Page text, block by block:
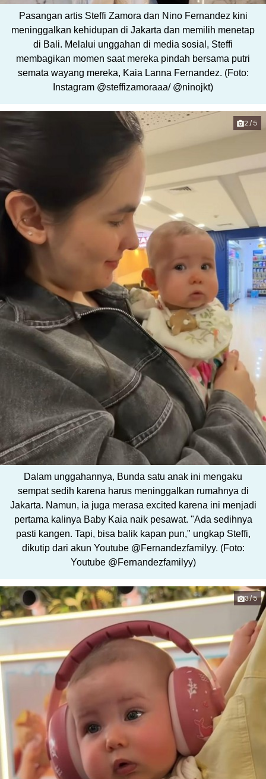
Pasangan artis Steffi Zamora dan Nino Fernandez kini
meninggalkan kehidupan di Jakarta dan memilih menetap
di Bali. Melalui unggahan di media sosial, Steffi
membagikan momen saat mereka pindah bersama putri
semata wayang mereka, Kaia Lanna Fernandez. (Foto:
Instagram @steffizamoraaa/ @ninojkt)
2/5
Dalam unggahannya, Bunda satu anak ini mengaku
sempat sedih karena harus meninggalkan rumahnya di
Jakarta. Namun, ia juga merasa excited karena ini menjadi
pertama kalinya Baby Kaia naik pesawat. "Ada sedihnya
pasti kangen. Tapi, bisa balik kapan pun," ungkap Steffi,
dikutip dari akun Youtube @Fernandezfamilyy. (Foto:
Youtube @Fernandezfamilyy)
3/5